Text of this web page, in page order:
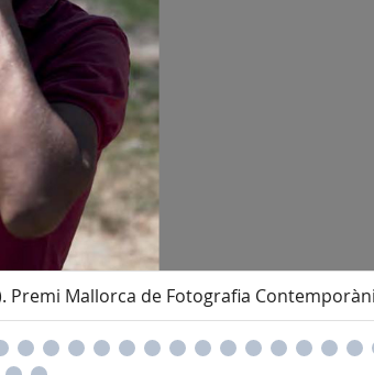
Premi Mallorca de Fotografia